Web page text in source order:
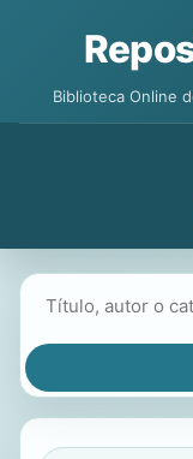
Biblioteca Online